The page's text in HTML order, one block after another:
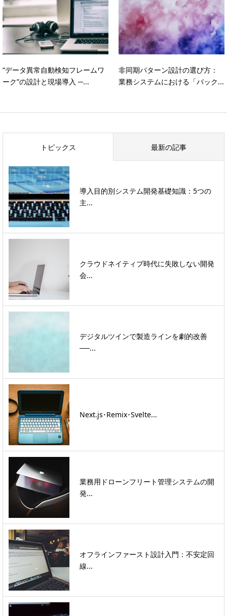
“データ異常自動検知フレームワ
ーク”の設計と現場導入 ─...
非同期パターン設計の選び方：
業務システムにおける「バック...
トピックス 最新の記事
導入目的別システム開発基礎知識：5つの
主...
クラウドネイティブ時代に失敗しない開発
会...
デジタルツインで製造ラインを劇的改善
──...
Next.js･Remix･Svelte...
業務用ドローンフリート管理システムの開
発...
オフラインファースト設計入門：不安定回
線...